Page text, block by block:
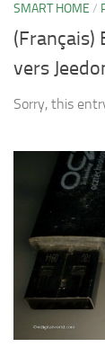
SMART HOME /
(Français)
vers
Sorry, this